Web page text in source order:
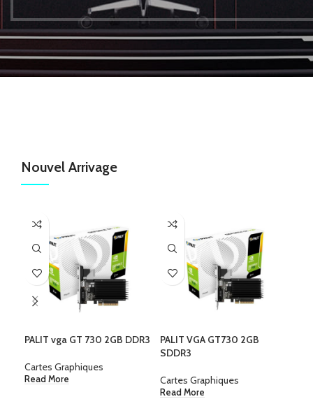
Nouvel Arrivage
PALIT vga GT 730 2GB DDR3
Cartes Graphiques
Read More
PALIT VGA GT730 2GB
SDDR3
Cartes Graphiques
Read More